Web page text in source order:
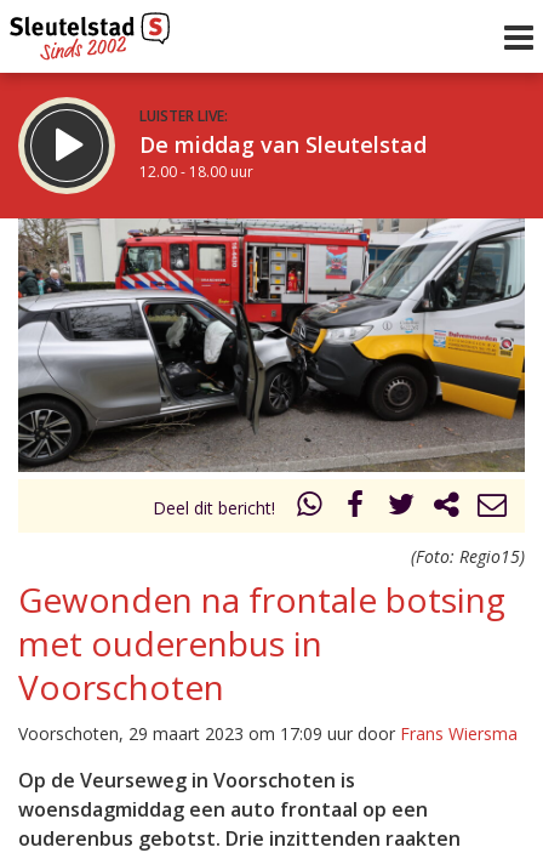
LUISTER LIVE:
De middag van Sleutelstad
12.00 - 18.00 uur
STRAKS:
De avond van Sleutelstad
18.00 - 21.00 uur
Vorig uur
uur 1 van 0 Volgend uur
Inklappen
Deel dit bericht!
(Foto: Regio15)
Gewonden na frontale botsing
met ouderenbus in
Voorschoten
Voorschoten, 29 maart 2023 om 17:09 uur door Frans Wiersma
Op de Veurseweg in Voorschoten is
woensdagmiddag een auto frontaal op een
ouderenbus gebotst. Drie inzittenden raakten